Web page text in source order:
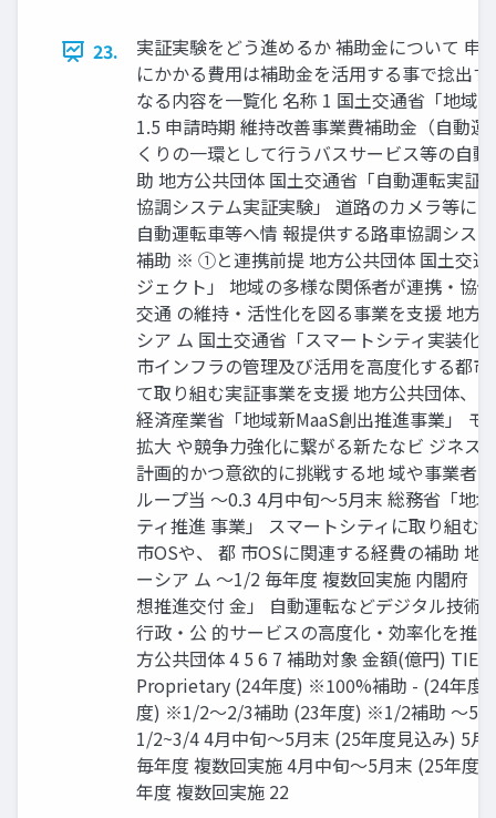
23.
実証実験をどう進めるか 補助金について 申
にかかる費用は補助金を活用する事で捻出
なる内容を一覧化 名称 1 国土交通省「地域
1.5 申請時期 維持改善事業費補助金（自動
くりの一環として行うバスサービス等の自
助 地方公共団体 国土交通省「自動運転実証
協調システム実証実験」 道路のカメラ等に
自動運転車等へ情 報提供する路車協調シス
補助 ※ ①と連携前提 地方公共団体 国土交通
ジェクト」 地域の多様な関係者が連携・協
交通 の維持・活性化を図る事業を支援 地方
シア ム 国土交通省「スマートシティ実装化
市インフラの管理及び活用を高度化する都
て取り組む実証事業を支援 地方公共団体、
経済産業省「地域新MaaS創出推進事業」 モ
拡大 や競争力強化に繋がる新たなビ ジネス
計画的かつ意欲的に挑戦する地 域や事業者
ループ当 ～0.3 4月中旬～5月末 総務省「地
ティ推進 事業」 スマートシティに取り組む
市OSや、 都 市OSに関連する経費の補助 地
ーシア ム ～1/2 毎年度 複数回実施 内閣府「
想推進交付 金」 自動運転などデジタル技術
行政・公 的サービスの高度化・効率化を推
方公共団体 4 5 6 7 補助対象 金額(億円)
Proprietary (24年度) ※100%補助 - (24年度
度) ※1/2～2/3補助 (23年度) ※1/2補助 ～
1/2~3/4 4月中旬～5月末 (25年度見込み) 5
毎年度 複数回実施 4月中旬～5月末 (25年度
年度 複数回実施 22